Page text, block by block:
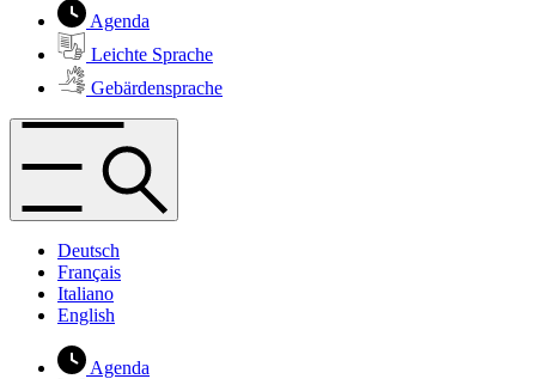
Agenda
Leichte Sprache
Gebärdensprache
Deutsch
Français
Italiano
English
Agenda